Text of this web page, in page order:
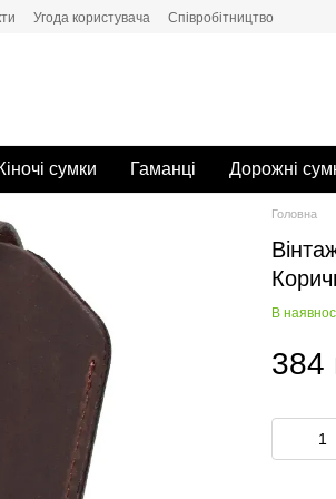
Угода користувача Cпівробітництво
сумки Гаманці Дорожні
Головна
В
384